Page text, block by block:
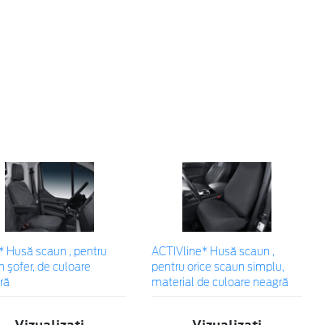
Husă scaun , pentru
şofer, de culoare
ACTIVline* Husă scaun ,
pentru orice scaun simplu,
material de culoare neagră